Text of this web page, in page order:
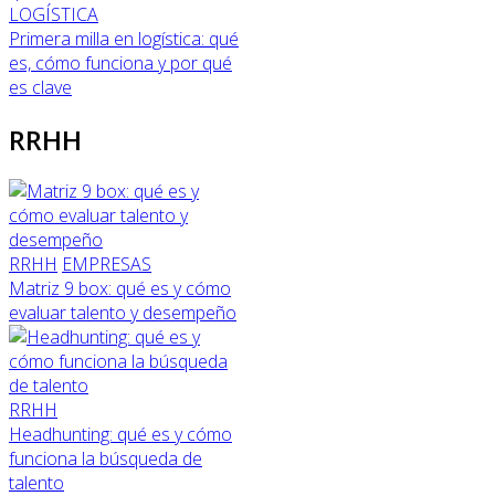
LOGÍSTICA
Primera milla en logística: qué
es, cómo funciona y por qué
es clave
RRHH
RRHH EMPRESAS
Matriz 9 box: qué es y cómo
evaluar talento y desempeño
RRHH
Headhunting: qué es y cómo
funciona la búsqueda de
talento